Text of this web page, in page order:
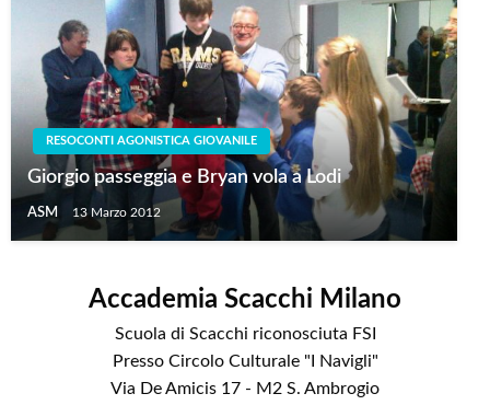
RESOCONTI AGONISTICA GIOVANILE
Giorgio passeggia e Bryan vola a Lodi
ASM 13 Marzo 2012
Accademia Scacchi Milano
Scuola di Scacchi riconosciuta FSI
Presso Circolo Culturale "I Navigli"
Via De Amicis 17 - M2 S. Ambrogio